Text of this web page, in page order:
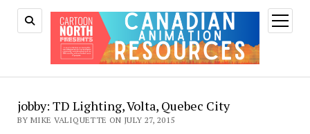
open
menu
jobby: TD Lighting, Volta, Quebec City
BY MIKE VALIQUETTE ON JULY 27, 2015